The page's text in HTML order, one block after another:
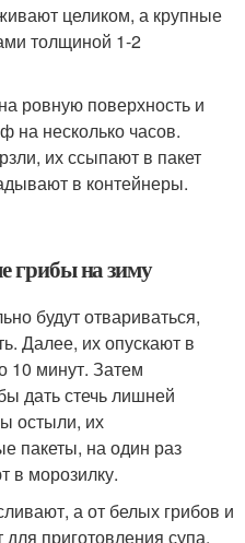
целиком, а крупные
толщиной 1-2
ровную поверхность и
на несколько часов.
их ссыпают в пакет
в контейнеры.
грибы на зиму
будут отвариваться,
Далее, их опускают в
10 минут. Затем
дать стечь лишней
остыли, их
пакеты, на один раз
в морозилку.
а от белых грибов и
приготовления супа.